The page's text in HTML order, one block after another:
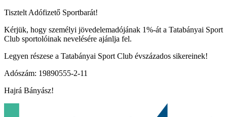
Tisztelt Adófizető Sportbarát!
Kérjük, hogy személyi jövedelemadójának 1%-át a Tatabányai Sport
Club sportolóinak nevelésére ajánlja fel.
Legyen részese a Tatabányai Sport Club évszázados sikereinek!
Adószám: 19890555-2-11
Hajrá Bányász!